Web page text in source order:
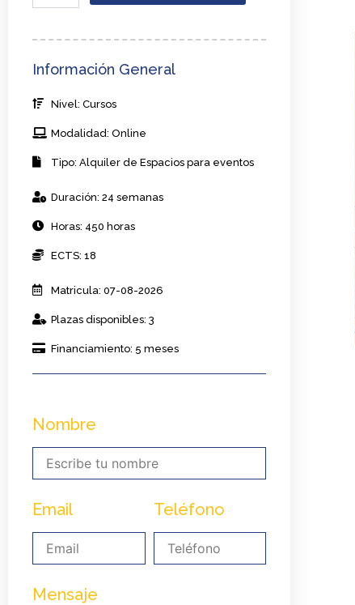
de
en
hoteles
y
cantidad
Información General
Nivel: Cursos
Modalidad: Online
Tipo: Alquiler de Espacios para eventos
Duración: 24 semanas
Horas: 450 horas
ECTS: 18
Matricula: 07-08-2026
Plazas disponibles: 3
Financiamiento: 5 meses
Nombre
Email Teléfono
Mensaje